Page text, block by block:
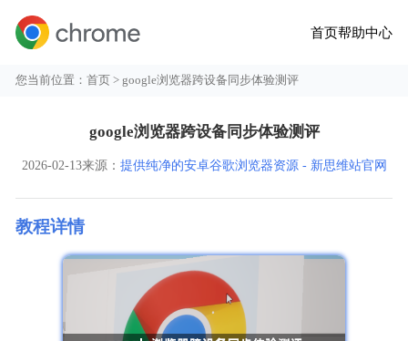
首页帮助中心
您当前位置：首页 > google浏览器跨设备同步体验测评
google浏览器跨设备同步体验测评
2026-02-13来源： 提供纯净的安卓谷歌浏览器资源 - 新思维站官网
教程详情